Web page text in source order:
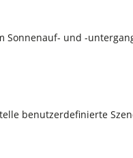
Sonnenauf- und -
benutzerdefinierte